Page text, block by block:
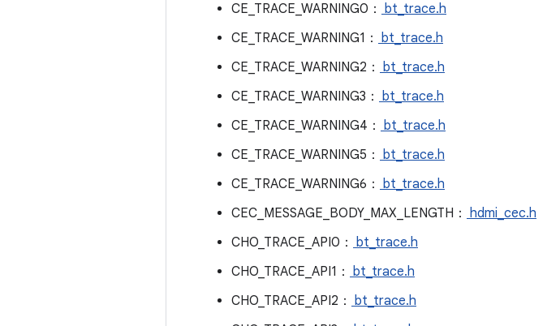
CE_TRACE_WARNING0： bt_trace.h
CE_TRACE_WARNING1： bt_trace.h
CE_TRACE_WARNING2： bt_trace.h
CE_TRACE_WARNING3： bt_trace.h
CE_TRACE_WARNING4： bt_trace.h
CE_TRACE_WARNING5： bt_trace.h
CE_TRACE_WARNING6： bt_trace.h
CEC_MESSAGE_BODY_MAX_LENGTH： hdmi_cec.h
CHO_TRACE_API0： bt_trace.h
CHO_TRACE_API1： bt_trace.h
CHO_TRACE_API2： bt_trace.h